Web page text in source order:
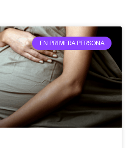
EN PRIMERA PERSONA